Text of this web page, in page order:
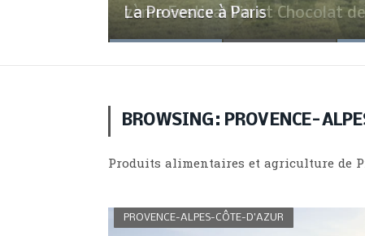
La Provence à Paris
7ème Festival Vin et Chocolat
Pastis Henri Bardouin
Le sel de Camargue
Le riz de Camargue
BROWSING: PROVENCE-
Produits alimentaires et agriculture de
PROVENCE-ALPES-CÔTE-D’AZUR